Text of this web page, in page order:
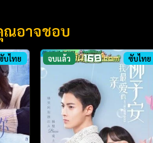
ณอาจชอบ
บไทย จบแล้ว ซับไทย